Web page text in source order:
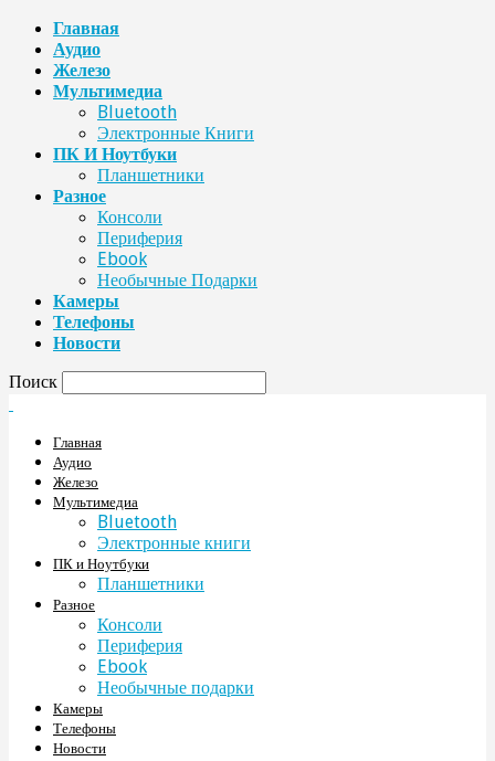
Главная
Аудио
Железо
Мультимедиа
Bluetooth
Электронные Книги
ПК И Ноутбуки
Планшетники
Разное
Консоли
Периферия
Ebook
Необычные Подарки
Камеры
Телефоны
Новости
Поиск
Главная
Аудио
Железо
Мультимедиа
Bluetooth
Электронные книги
ПК и Ноутбуки
Планшетники
Разное
Консоли
Периферия
Ebook
Необычные подарки
Камеры
Телефоны
Новости